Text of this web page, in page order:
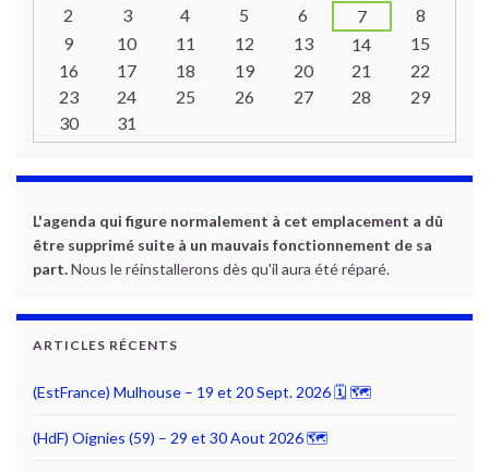
2
3 4 5 6 7
8
9
10 11 12 13 14
15
16
17 18 19 20 21
22
23
24 25 26 27 28
29
30
31
L'agenda qui figure normalement à cet emplacement a dû
être supprimé suite à un mauvais fonctionnement de sa
part.Nous le réinstallerons dès qu'il aura été réparé.
ARTICLES RÉCENTS
(EstFrance) Mulhouse – 19 et 20 Sept. 2026 🗓 🗺
(HdF) Oignies (59) – 29 et 30 Aout 2026 🗺